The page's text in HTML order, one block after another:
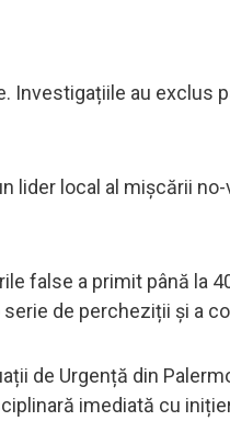
au exclus
local al mișcării no-
false a primit până la
de percheziții și a
de Urgență din
imediată cu